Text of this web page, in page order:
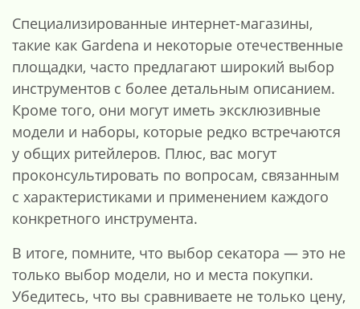
Специализированные интернет-магазины,
такие как Gardena и некоторые отечественные
площадки, часто предлагают широкий выбор
инструментов с более детальным описанием.
Кроме того, они могут иметь эксклюзивные
модели и наборы, которые редко встречаются
у общих ритейлеров. Плюс, вас могут
проконсультировать по вопросам, связанным
с характеристиками и применением каждого
конкретного инструмента.
В итоге, помните, что выбор секатора — это не
только выбор модели, но и места покупки.
Убедитесь, что вы сравниваете не только цену,